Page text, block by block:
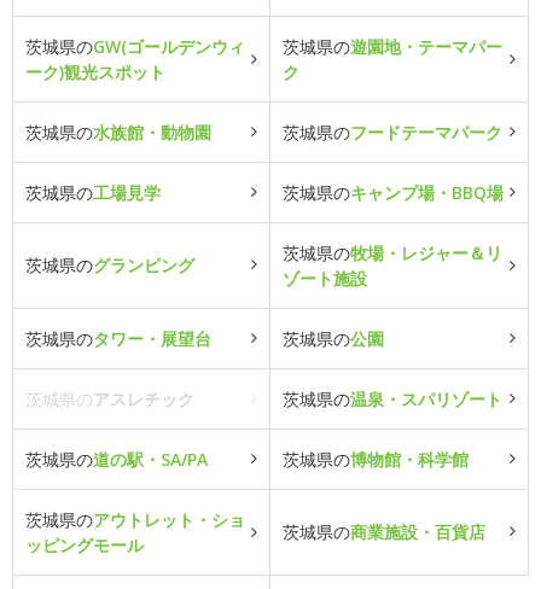
茨城県のGW(ゴールデンウィ
ーク)観光スポット
茨城県の遊園地・テーマパー
ク
茨城県の水族館・動物園 茨城県のフードテーマパーク
茨城県の工場見学 茨城県のキャンプ場・BBQ場
茨城県のグランピング
茨城県の牧場・レジャー＆リ
ゾート施設
茨城県のタワー・展望台 茨城県の公園
茨城県のアスレチック 茨城県の温泉・スパリゾート
茨城県の道の駅・SA/PA 茨城県の博物館・科学館
茨城県のアウトレット・ショ
ッピングモール
茨城県の商業施設・百貨店